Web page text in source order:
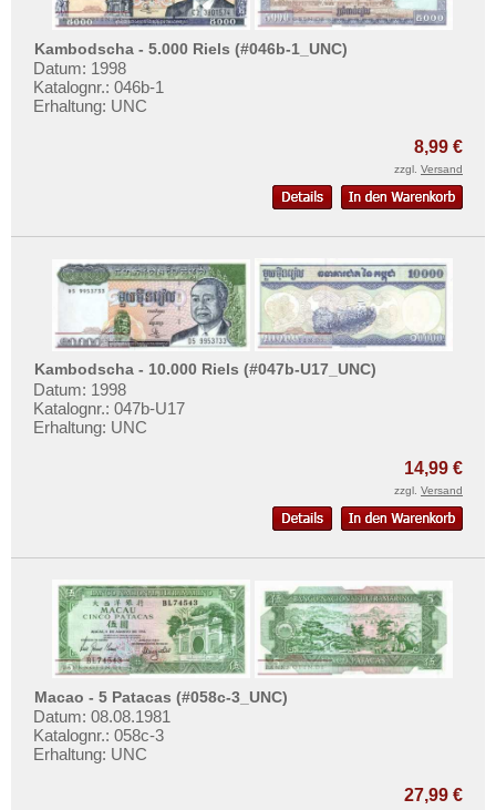
Kambodscha - 5.000 Riels (#046b-1_UNC)
Datum: 1998
Katalognr.: 046b-1
Erhaltung: UNC
8,99 €
zzgl. Versand
Kambodscha - 10.000 Riels (#047b-U17_UNC)
Datum: 1998
Katalognr.: 047b-U17
Erhaltung: UNC
14,99 €
zzgl. Versand
Macao - 5 Patacas (#058c-3_UNC)
Datum: 08.08.1981
Katalognr.: 058c-3
Erhaltung: UNC
27,99 €